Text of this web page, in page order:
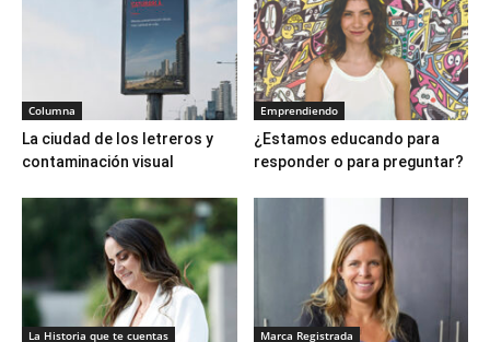
Columna
La ciudad de los letreros y
contaminación visual
Emprendiendo
¿Estamos educando para
responder o para preguntar?
La Historia que te cuentas Marca Registrada